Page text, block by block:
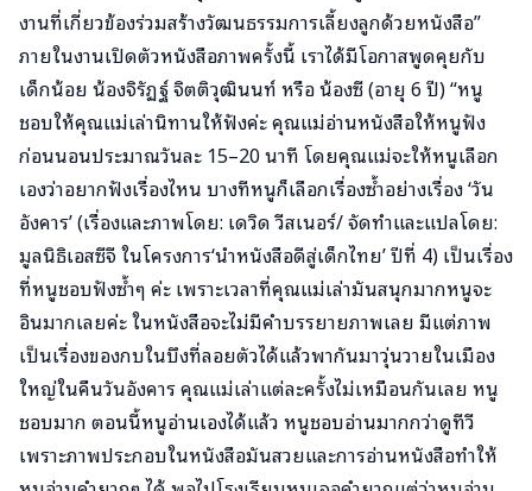
งานที่เกี่ยวข้องร่วมสร้างวัฒนธรรมการเลี้ยงลูกด้วยหนังสือ”
ภายในงานเปิดตัวหนังสือภาพครั้งนี้ เราได้มีโอกาสพูดคุยกับ
เด็กน้อย น้องจิรัฏฐ์ จิตติวุฒินนท์ หรือ น้องซี (อายุ 6 ปี) “หนู
ชอบให้คุณแม่เล่านิทานให้ฟังค่ะ คุณแม่อ่านหนังสือให้หนูฟัง
ก่อนนอนประมาณวันละ 15–20 นาที โดยคุณแม่จะให้หนูเลือก
เองว่าอยากฟังเรื่องไหน บางทีหนูก็เลือกเรื่องซ้ำอย่างเรื่อง ‘วัน
อังคาร’ (เรื่องและภาพโดย: เดวิด วีสเนอร์/ จัดทำและแปลโดย:
มูลนิธิเอสซีจี ในโครงการ‘นำหนังสือดีสู่เด็กไทย’ ปีที่ 4) เป็นเรื่อง
ที่หนูชอบฟังซ้ำๆ ค่ะ เพราะเวลาที่คุณแม่เล่ามันสนุกมากหนูจะ
อินมากเลยค่ะ ในหนังสือจะไม่มีคำบรรยายภาพเลย มีแต่ภาพ
เป็นเรื่องของกบในบึงที่ลอยตัวได้แล้วพากันมาวุ่นวายในเมือง
ใหญ่ในคืนวันอังคาร คุณแม่เล่าแต่ละครั้งไม่เหมือนกันเลย หนู
ชอบมาก ตอนนี้หนูอ่านเองได้แล้ว หนูชอบอ่านมากกว่าดูทีวี
เพราะภาพประกอบในหนังสือมันสวยและการอ่านหนังสือทำให้